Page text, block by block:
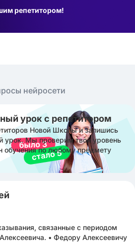
репетитором!
нейросети
урок с репетитором
Новой Школы и запишись
урок. Мы проверим твой уровень
обучения по любому предмету
связанные с периодом
• Федору Алексеевичу